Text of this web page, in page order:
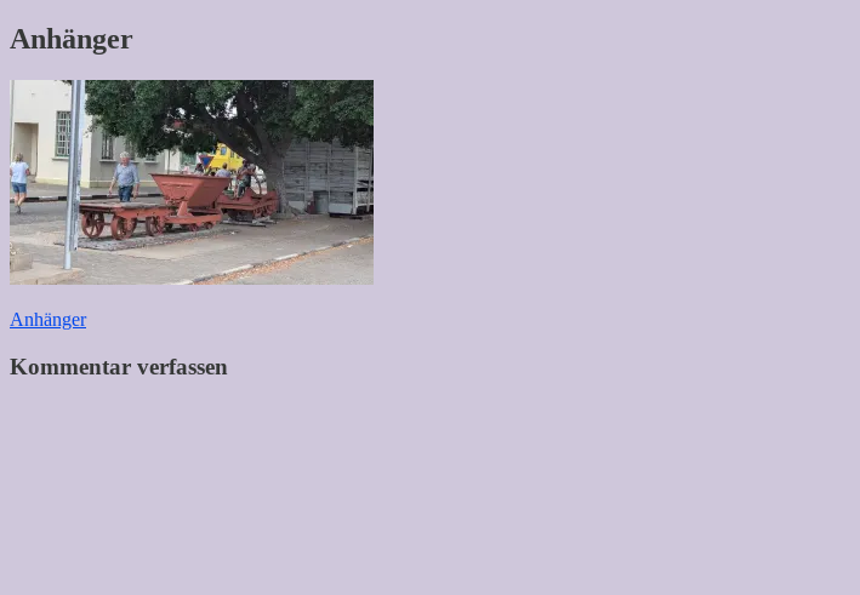
Anhänger
Beitragsnavigation
Anhänger
Kommentar verfassen